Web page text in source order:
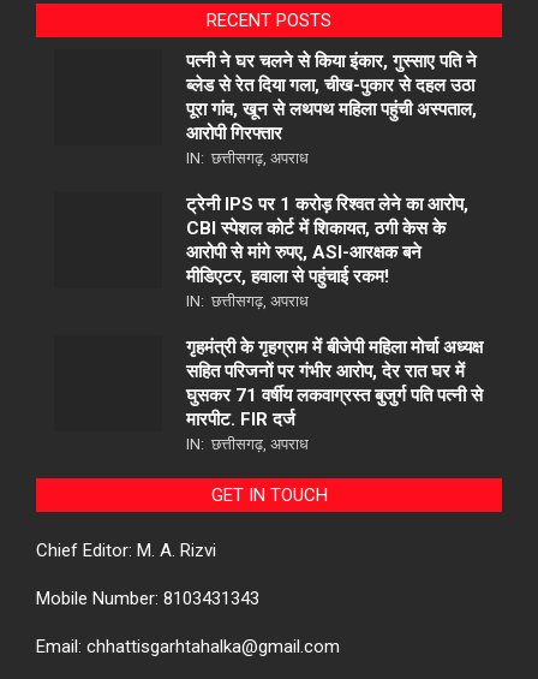
RECENT POSTS
पत्नी ने घर चलने से किया इंकार, गुस्साए पति ने
ब्लेड से रेत दिया गला, चीख-पुकार से दहल उठा
पूरा गांव, खून से लथपथ महिला पहुंची अस्पताल,
आरोपी गिरफ्तार
IN: छत्तीसगढ़ अपराध
ट्रेनी IPS पर 1 करोड़ रिश्वत लेने का आरोप,
CBI स्पेशल कोर्ट में शिकायत, ठगी केस के
आरोपी से मांगे रुपए, ASI-आरक्षक बने
मीडिएटर, हवाला से पहुंचाई रकम!
IN: छत्तीसगढ़ अपराध
गृहमंत्री के गृहग्राम में बीजेपी महिला मोर्चा अध्यक्ष
सहित परिजनों पर गंभीर आरोप, देर रात घर में
घुसकर 71 वर्षीय लकवाग्रस्त बुजुर्ग पति पत्नी से
मारपीट. FIR दर्ज
IN: छत्तीसगढ़ अपराध
GET IN TOUCH
Chief Editor: M. A. Rizvi
Mobile Number: 8103431343
Email: chhattisgarhtahalka@gmail.com